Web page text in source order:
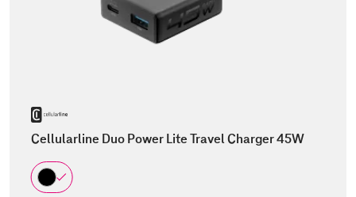
Cellularline Duo Power Lite Travel Charger 45W